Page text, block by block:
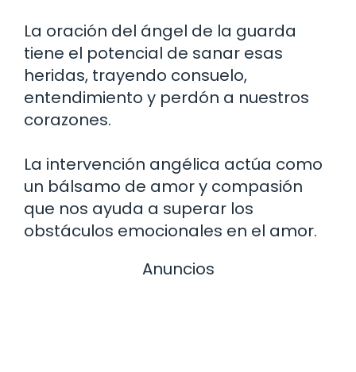
La oración del ángel de la guarda
tiene el potencial de sanar esas
heridas, trayendo consuelo,
entendimiento y perdón a nuestros
corazones.
La intervención angélica actúa como
un bálsamo de amor y compasión
que nos ayuda a superar los
obstáculos emocionales en el amor.
Anuncios